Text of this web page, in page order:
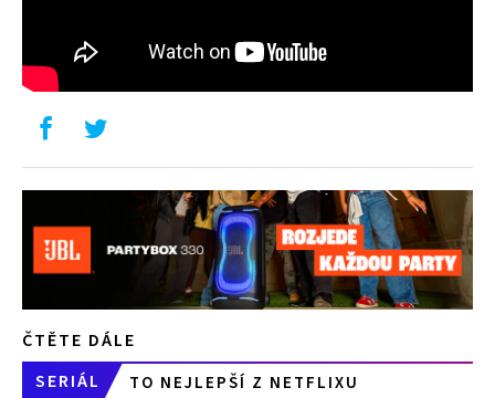
ČTĚTE DÁLE
SERIÁL
TO NEJLEPŠÍ Z NETFLIXU